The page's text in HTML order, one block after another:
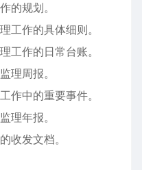
的规划。
工作的具体细则。
工作的日常台账。
理周报。
作中的重要事件。
理年报。
收发文档。